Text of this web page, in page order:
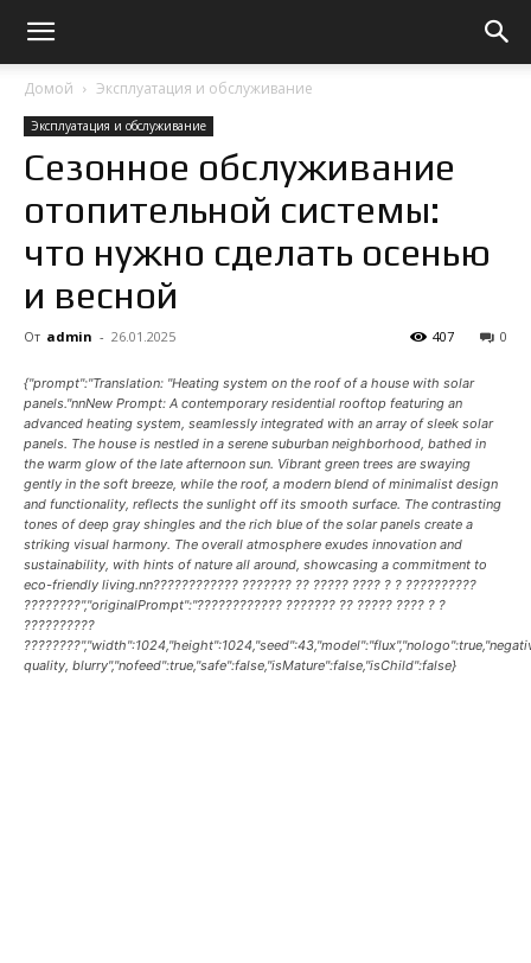
Домой Эксплуатация и обслуживание
Эксплуатация и обслуживание
Сезонное обслуживание
отопительной системы:
что нужно сделать осенью
и весной
От admin - 26.01.2025 0
407
{"prompt":"Translation: "Heating system on the roof of a house with solar
panels."nnNew Prompt: A contemporary residential rooftop featuring an
advanced heating system, seamlessly integrated with an array of sleek solar
panels. The house is nestled in a serene suburban neighborhood, bathed in
the warm glow of the late afternoon sun. Vibrant green trees are swaying
gently in the soft breeze, while the roof, a modern blend of minimalist design
and functionality, reflects the sunlight off its smooth surface. The contrasting
tones of deep gray shingles and the rich blue of the solar panels create a
striking visual harmony. The overall atmosphere exudes innovation and
sustainability, with hints of nature all around, showcasing a commitment to
eco-friendly living.nn???????????? ??????? ?? ????? ???? ? ? ??????????
????????","originalPrompt":"???????????? ??????? ?? ????? ???? ? ?
??????????
quality, blurry","nofeed":true,"safe":false,"isMature":false,"isChild":false}